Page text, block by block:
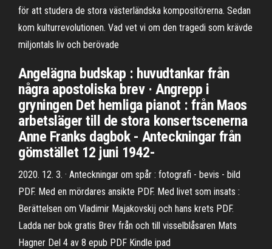
för att studera de stora västerländska kompositörerna. Sedan
kom kulturrevolutionen. Vad vet vi om den tragedi som krävde
miljontals liv och berövade
Angelägna budskap : huvudtankar från
några apostoliska brev · Angrepp i
gryningen Det hemliga pianot : från Maos
arbetsläger till de stora konsertscenerna
Anne Franks dagbok - Anteckningar från
gömstället 12 juni 1942-
2020. 12. 3. · Anteckningar om spår : fotografi - bevis - bild
PDF. Med en mördares ansikte PDF. Med livet som insats :
Berättelsen om Vladimir Majakovskij och hans krets PDF.
Ladda ner bok gratis Brev från och till visselblåsaren Mats
Hagner Del 4 av 8 epub PDF Kindle ipad